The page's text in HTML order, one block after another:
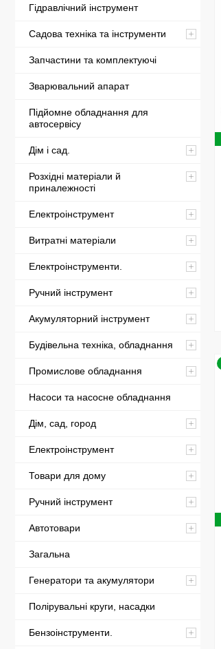
Гідравлічний інструмент
Садова техніка та інструменти
Запчастини та комплектуючі
Зварювальний апарат
Підйомне обладнання для
автосервісу
Дім і сад.
Розхідні матеріали й
приналежності
Електроінструмент
Витратні матеріали
Електроінструменти.
Ручний інструмент
Акумуляторний інструмент
Будівельна техніка, обладнання
Промислове обладнання
Насоси та насосне обладнання
Дім, сад, город
Електроінструмент
Товари для дому
Ручний інструмент
Автотовари
Загальна
Генератори та акумулятори
Полірувальні круги, насадки
Бензоінструменти.